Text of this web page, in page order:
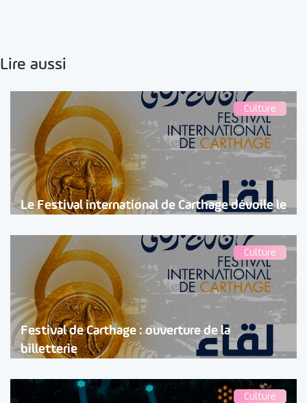
Lire aussi
Culture
Le Festival international de Carthage dévoile le
Culture
Festival de Carthage : ouverture de la
billetterie
Culture